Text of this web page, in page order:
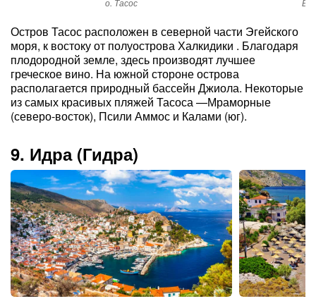
о. Тасос
Остров Тасос расположен в северной части Эгейского
моря, к востоку от полуострова Халкидики . Благодаря
плодородной земле, здесь производят лучшее
греческое вино. На южной стороне острова
располагается природный бассейн Джиола. Некоторые
из самых красивых пляжей Тасоса —Мраморные
(северо-восток), Псили Аммос и Калами (юг).
9. Идра (Гидра)